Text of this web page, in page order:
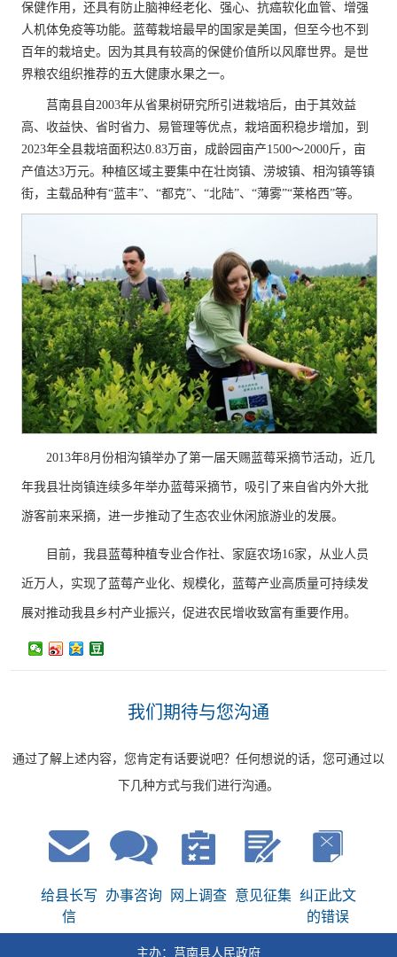
保健作用，还具有防止脑神经老化、强心、抗癌软化血管、增强
人机体免疫等功能。蓝莓栽培最早的国家是美国，但至今也不到
百年的栽培史。因为其具有较高的保健价值所以风靡世界。是世
界粮农组织推荐的五大健康水果之一。
莒南县自2003年从省果树研究所引进栽培后，由于其效益
高、收益快、省时省力、易管理等优点，栽培面积稳步增加，到
2023年全县栽培面积达0.83万亩，成龄园亩产1500～2000斤，亩
产值达3万元。种植区域主要集中在壮岗镇、涝坡镇、相沟镇等镇
街，主载品种有“蓝丰”、“都克”、“北陆”、“薄雾”“莱格西”等。
2013年8月份相沟镇举办了第一届天赐蓝莓采摘节活动，近几
年我县壮岗镇连续多年举办蓝莓采摘节，吸引了来自省内外大批
游客前来采摘，进一步推动了生态农业休闲旅游业的发展。
目前，我县蓝莓种植专业合作社、家庭农场16家，从业人员
近万人，实现了蓝莓产业化、规模化，蓝莓产业高质量可持续发
展对推动我县乡村产业振兴，促进农民增收致富有重要作用。
我们期待与您沟通
通过了解上述内容，您肯定有话要说吧？任何想说的话，您可通过以
下几种方式与我们进行沟通。
给县长写
信
办事咨询 网上调查 意见征集 纠正此文
的错误
主办：莒南县人民政府